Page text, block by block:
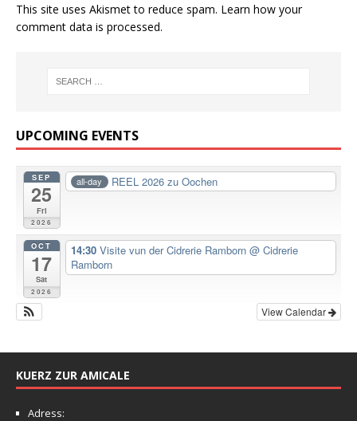
This site uses Akismet to reduce spam. Learn how your
comment data is processed.
UPCOMING EVENTS
SEP
25
Fri
2026
all-day REEL 2026 zu Oochen
OCT
17
Sat
2026
14:30 Visite vun der Cidrerie Ramborn @ Cidrerie
Ramborn
View Calendar
KUERZ ZUR AMICALE
Adress: